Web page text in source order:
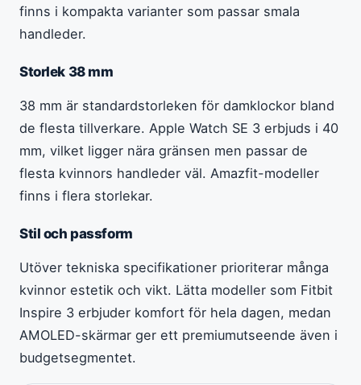
finns i kompakta varianter som passar smala
handleder.
Storlek 38 mm
38 mm är standardstorleken för damklockor bland
de flesta tillverkare. Apple Watch SE 3 erbjuds i 40
mm, vilket ligger nära gränsen men passar de
flesta kvinnors handleder väl. Amazfit-modeller
finns i flera storlekar.
Stil och passform
Utöver tekniska specifikationer prioriterar många
kvinnor estetik och vikt. Lätta modeller som Fitbit
Inspire 3 erbjuder komfort för hela dagen, medan
AMOLED-skärmar ger ett premiumutseende även i
budgetsegmentet.